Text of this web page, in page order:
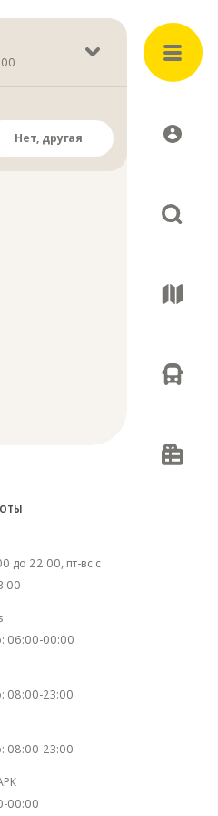
Нет, другая
до 22:00, пт-вс с
06:00-00:00
08:00-23:00
08:00-23:00
00:00